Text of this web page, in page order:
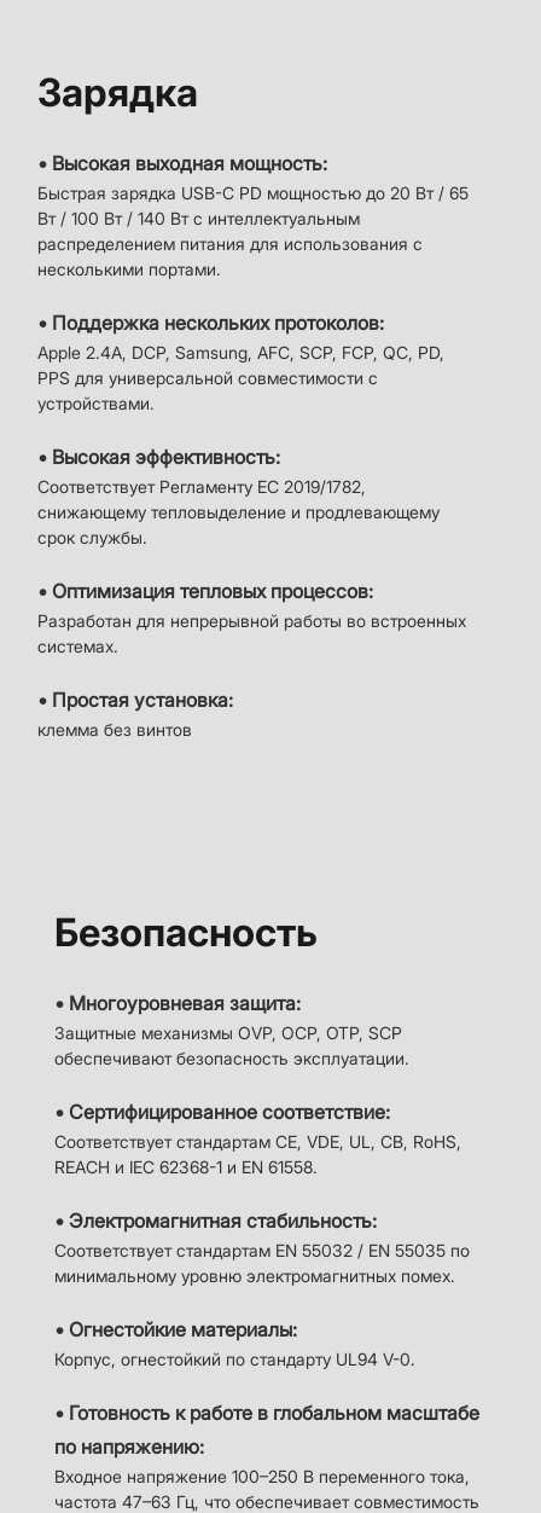
Зарядка
• Высокая выходная мощность:
Быстрая зарядка USB-C PD мощностью до 20 Вт / 65
Вт / 100 Вт / 140 Вт с интеллектуальным
распределением питания для использования с
несколькими портами.
• Поддержка нескольких протоколов:
Apple 2.4A, DCP, Samsung, AFC, SCP, FCP, QC, PD,
PPS для универсальной совместимости с
устройствами.
• Высокая эффективность:
Соответствует Регламенту ЕС 2019/1782,
снижающему тепловыделение и продлевающему
срок службы.
• Оптимизация тепловых процессов:
Разработан для непрерывной работы во встроенных
системах.
• Простая установка:
клемма без винтов
Безопасность
• Многоуровневая защита:
Защитные механизмы OVP, OCP, OTP, SCP
обеспечивают безопасность эксплуатации.
• Сертифицированное соответствие:
Соответствует стандартам CE, VDE, UL, CB, RoHS,
REACH и IEC 62368-1 и EN 61558.
• Электромагнитная стабильность:
Соответствует стандартам EN 55032 / EN 55035 по
минимальному уровню электромагнитных помех.
• Огнестойкие материалы:
Корпус, огнестойкий по стандарту UL94 V-0.
• Готовность к работе в глобальном масштабе
по напряжению:
Входное напряжение 100–250 В переменного тока,
частота 47–63 Гц, что обеспечивает совместимость